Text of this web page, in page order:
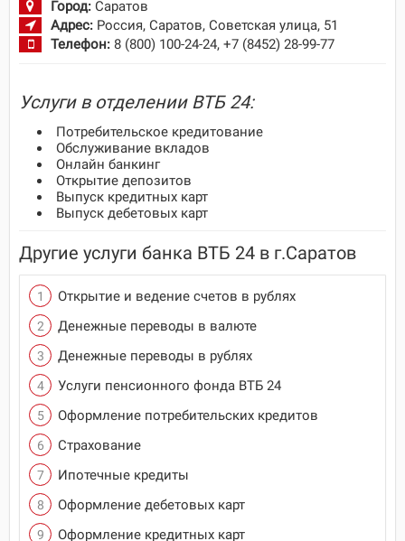
Город: Саратов
Адрес: Россия, Саратов, Советская улица, 51
Телефон: 8 (800) 100-24-24, +7 (8452) 28-99-77
Услуги в отделении ВТБ 24:
Потребительское кредитование
Обслуживание вкладов
Онлайн банкинг
Открытие депозитов
Выпуск кредитных карт
Выпуск дебетовых карт
Другие услуги банка ВТБ 24 в г.Саратов
Открытие и ведение счетов в рублях
Денежные переводы в валюте
Денежные переводы в рублях
Услуги пенсионного фонда ВТБ 24
Оформление потребительских кредитов
Страхование
Ипотечные кредиты
Оформление дебетовых карт
Оформление кредитных карт